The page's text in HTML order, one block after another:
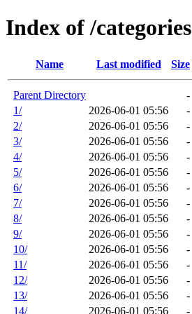
Index of /categories
Name Last modified Size
Parent Directory
-
1/
2026-06-01 05:56
-
2/
2026-06-01 05:56
-
3/
2026-06-01 05:56
-
4/
2026-06-01 05:56
-
5/
2026-06-01 05:56
-
6/
2026-06-01 05:56
-
7/
2026-06-01 05:56
-
8/
2026-06-01 05:56
-
9/
2026-06-01 05:56
-
10/
2026-06-01 05:56
-
11/
2026-06-01 05:56
-
12/
2026-06-01 05:56
-
13/
2026-06-01 05:56
-
14/
2026-06-01 05:56
-